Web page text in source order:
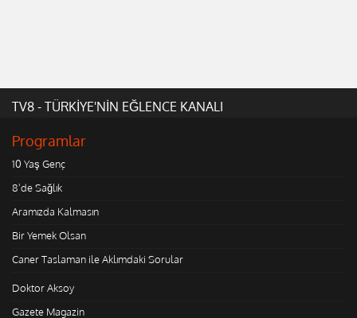
TV8 - TÜRKİYE'NİN EĞLENCE KANALI
Programlar
10 Yaş Genç
8'de Sağlık
Aramızda Kalmasın
Bir Yemek Olsan
Caner Taslaman ile Aklımdaki Sorular
Doktor Aksoy
Gazete Magazin